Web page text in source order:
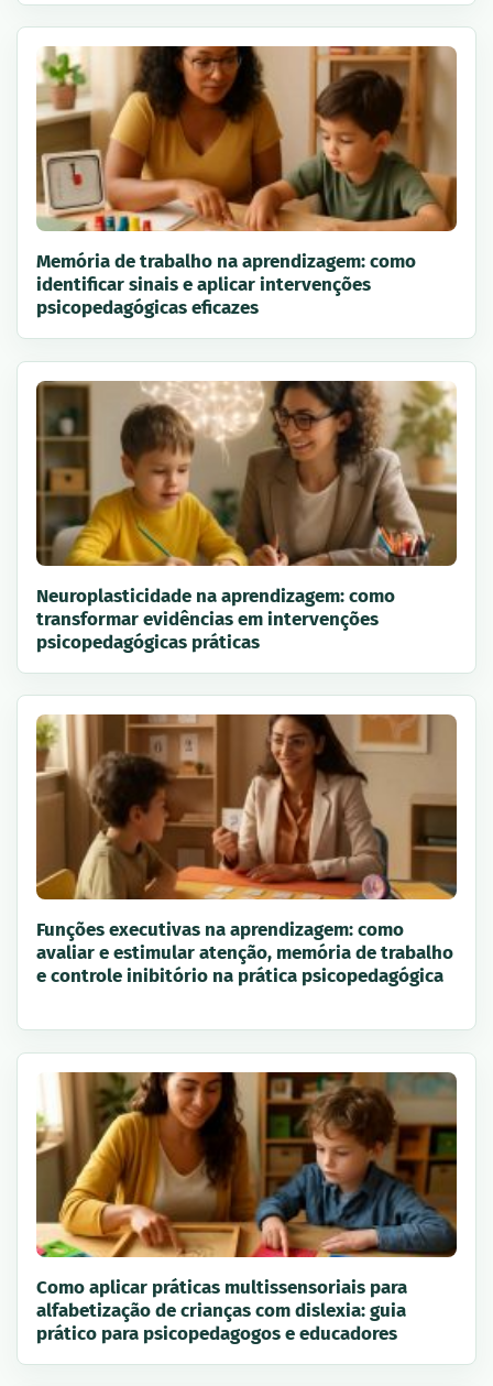
Memória de trabalho na aprendizagem: como
identificar sinais e aplicar intervenções
psicopedagógicas eficazes
Neuroplasticidade na aprendizagem: como
transformar evidências em intervenções
psicopedagógicas práticas
Funções executivas na aprendizagem: como
avaliar e estimular atenção, memória de trabalho
e controle inibitório na prática psicopedagógica
Como aplicar práticas multissensoriais para
alfabetização de crianças com dislexia: guia
prático para psicopedagogos e educadores